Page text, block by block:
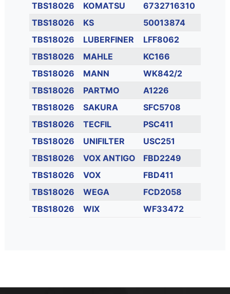
TBS18026
KOMATSU
6732716310
TBS18026
KS
50013874
TBS18026
LUBERFINER
LFF8062
TBS18026
MAHLE
KC166
TBS18026
MANN
WK842/2
TBS18026
PARTMO
A1226
TBS18026
SAKURA
SFC5708
TBS18026
TECFIL
PSC411
TBS18026
UNIFILTER
USC251
TBS18026
VOX ANTIGO
FBD2249
TBS18026
VOX
FBD411
TBS18026
WEGA
FCD2058
TBS18026
WIX WF33472